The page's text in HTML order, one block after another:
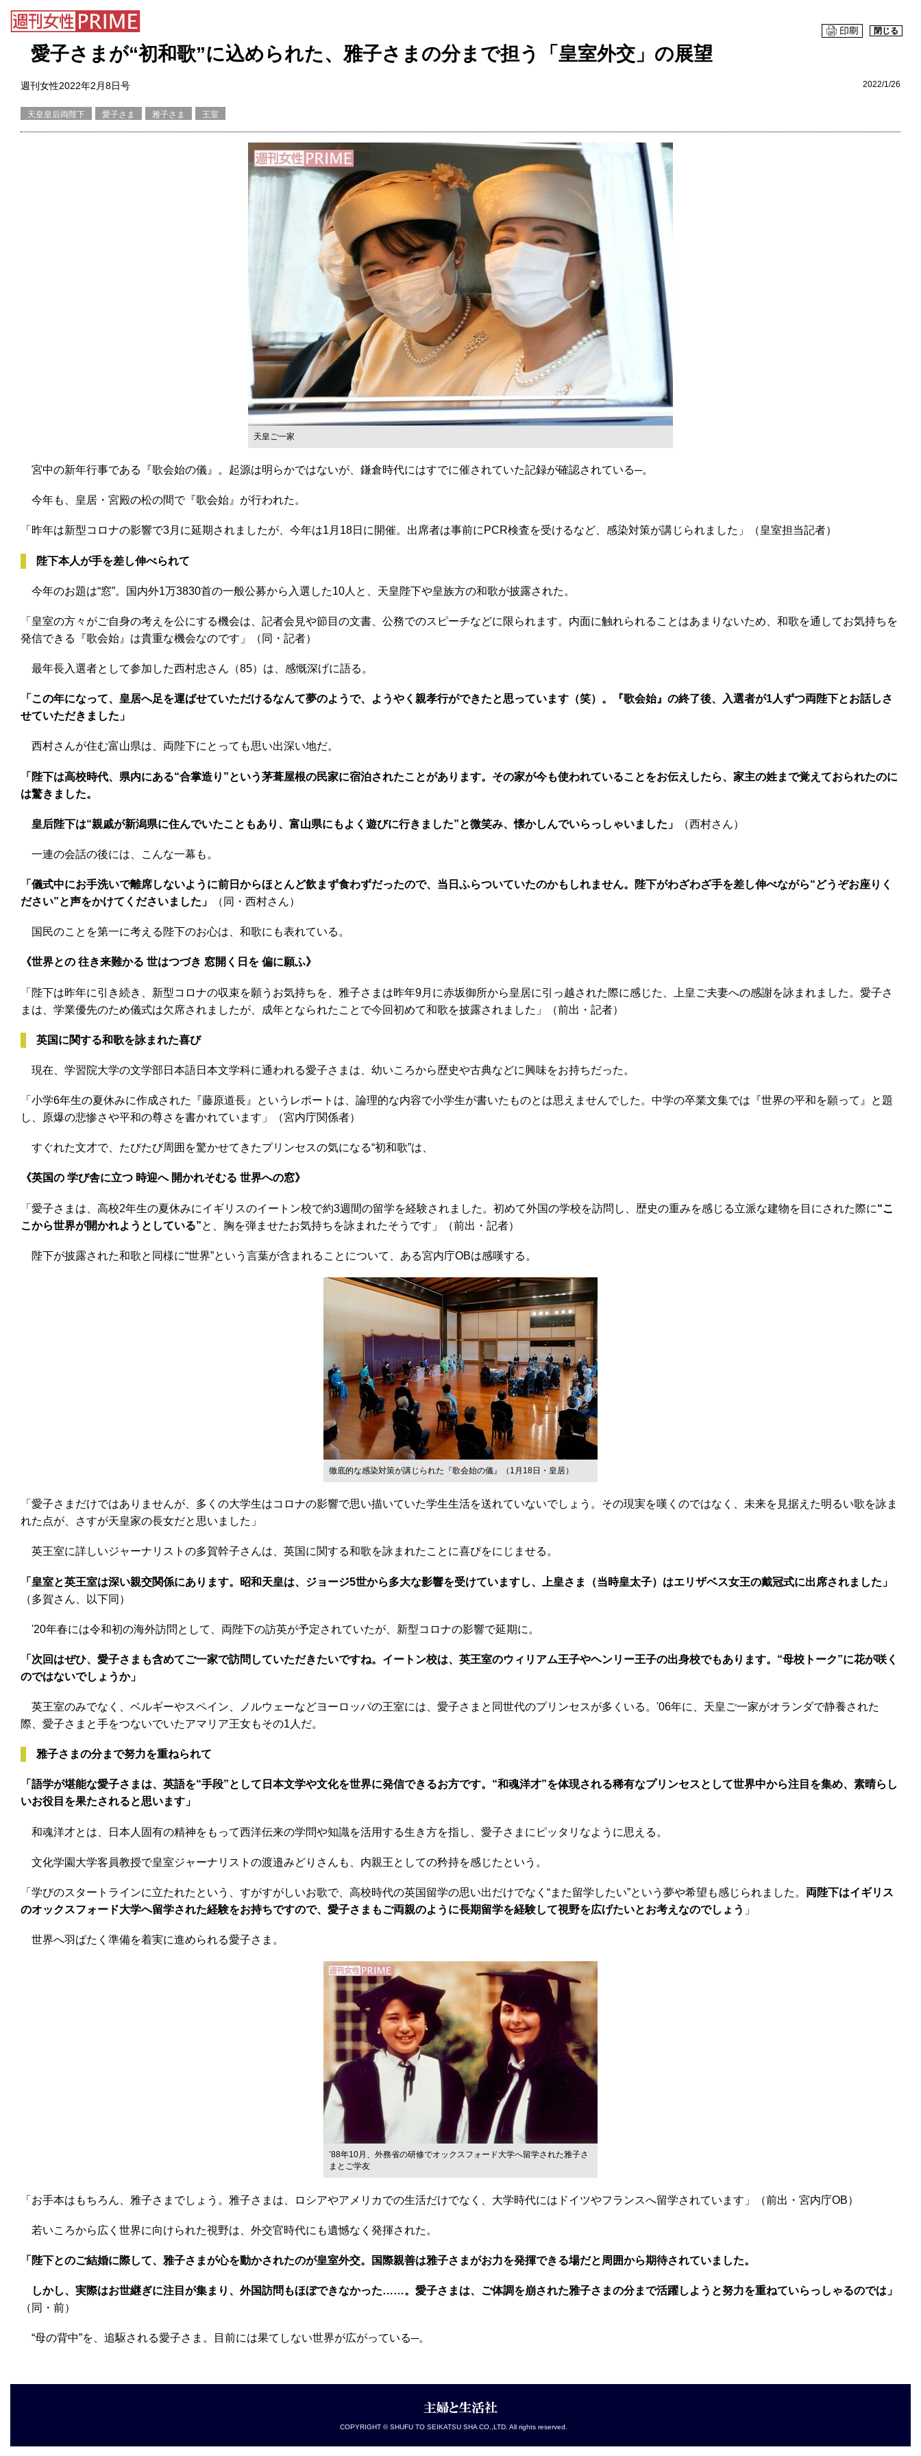
閉じる
愛子さまが“初和歌”に込められた、雅子さまの分まで担う「皇室外交」の展望
週刊女性2022年2月8日号 2022/1/26
天皇皇后両陛下 愛子さま 雅子さま 王室
天皇ご一家
宮中の新年行事である『歌会始の儀』。起源は明らかではないが、鎌倉時代にはすでに催されていた記録が確認されている─。
今年も、皇居・宮殿の松の間で『歌会始』が行われた。
「昨年は新型コロナの影響で3月に延期されましたが、今年は1月18日に開催。出席者は事前にPCR検査を受けるなど、感染対策が講じられました」（皇室担当記者）
陛下本人が手を差し伸べられて
今年のお題は“窓”。国内外1万3830首の一般公募から入選した10人と、天皇陛下や皇族方の和歌が披露された。
「皇室の方々がご自身の考えを公にする機会は、記者会見や節目の文書、公務でのスピーチなどに限られます。内面に触れられることはあまりないため、和歌を通してお気持ちを
発信できる『歌会始』は貴重な機会なのです」（同・記者）
最年長入選者として参加した西村忠さん（85）は、感慨深げに語る。
「この年になって、皇居へ足を運ばせていただけるなんて夢のようで、ようやく親孝行ができたと思っています（笑）。『歌会始』の終了後、入選者が1人ずつ両陛下とお話しさ
せていただきました」
西村さんが住む富山県は、両陛下にとっても思い出深い地だ。
「陛下は高校時代、県内にある“合掌造り”という茅葺屋根の民家に宿泊されたことがあります。その家が今も使われていることをお伝えしたら、家主の姓まで覚えておられたのに
は驚きました。
皇后陛下は“親戚が新潟県に住んでいたこともあり、富山県にもよく遊びに行きました”と微笑み、懐かしんでいらっしゃいました」 （西村さん）
一連の会話の後には、こんな一幕も。
「儀式中にお手洗いで離席しないように前日からほとんど飲まず食わずだったので、当日ふらついていたのかもしれません。陛下がわざわざ手を差し伸べながら“どうぞお座りく
ださい”と声をかけてくださいました」
（同・西村さん）
国民のことを第一に考える陛下のお心は、和歌にも表れている。
《世界との 往き来難かる 世はつづき 窓開く日を 偏に願ふ》
「陛下は昨年に引き続き、新型コロナの収束を願うお気持ちを、雅子さまは昨年9月に赤坂御所から皇居に引っ越された際に感じた、上皇ご夫妻への感謝を詠まれました。愛子さ
まは、学業優先のため儀式は欠席されましたが、成年となられたことで今回初めて和歌を披露されました」（前出・記者）
英国に関する和歌を詠まれた喜び
現在、学習院大学の文学部日本語日本文学科に通われる愛子さまは、幼いころから歴史や古典などに興味をお持ちだった。
「小学6年生の夏休みに作成された『藤原道長』というレポートは、論理的な内容で小学生が書いたものとは思えませんでした。中学の卒業文集では『世界の平和を願って』と題
し、原爆の悲惨さや平和の尊さを書かれています」（宮内庁関係者）
すぐれた文才で、たびたび周囲を驚かせてきたプリンセスの気になる“初和歌”は、
《英国の 学び舎に立つ 時迎へ 開かれそむる 世界への窓》
「愛子さまは、高校2年生の夏休みにイギリスのイートン校で約3週間の留学を経験されました。初めて外国の学校を訪問し、歴史の重みを感じる立派な建物を目にされた際に“こ
こから世界が開かれようとしている”と、胸を弾ませたお気持ちを詠まれたそうです」（前出・記者）
陛下が披露された和歌と同様に“世界”という言葉が含まれることについて、ある宮内庁OBは感嘆する。
徹底的な感染対策が講じられた『歌会始の儀』（1月18日・皇居）
「愛子さまだけではありませんが、多くの大学生はコロナの影響で思い描いていた学生生活を送れていないでしょう。その現実を嘆くのではなく、未来を見据えた明るい歌を詠ま
れた点が、さすが天皇家の長女だと思いました」
英王室に詳しいジャーナリストの多賀幹子さんは、英国に関する和歌を詠まれたことに喜びをにじませる。
「皇室と英王室は深い親交関係にあります。昭和天皇は、ジョージ5世から多大な影響を受けていますし、上皇さま（当時皇太子）はエリザベス女王の戴冠式に出席されました」
（多賀さん、以下同）
'20年春には令和初の海外訪問として、両陛下の訪英が予定されていたが、新型コロナの影響で延期に。
「次回はぜひ、愛子さまも含めてご一家で訪問していただきたいですね。イートン校は、英王室のウィリアム王子やヘンリー王子の出身校でもあります。“母校トーク”に花が咲く
のではないでしょうか」
英王室のみでなく、ベルギーやスペイン、ノルウェーなどヨーロッパの王室には、愛子さまと同世代のプリンセスが多くいる。'06年に、天皇ご一家がオランダで静養された
際、愛子さまと手をつないでいたアマリア王女もその1人だ。
雅子さまの分まで努力を重ねられて
「語学が堪能な愛子さまは、英語を“手段”として日本文学や文化を世界に発信できるお方です。“和魂洋才”を体現される稀有なプリンセスとして世界中から注目を集め、素晴らし
いお役目を果たされると思います」
和魂洋才とは、日本人固有の精神をもって西洋伝来の学問や知識を活用する生き方を指し、愛子さまにピッタリなように思える。
文化学園大学客員教授で皇室ジャーナリストの渡邉みどりさんも、内親王としての矜持を感じたという。
「学びのスタートラインに立たれたという、すがすがしいお歌で、高校時代の英国留学の思い出だけでなく“また留学したい”という夢や希望も感じられました。 両陛下はイギリス
のオックスフォード大学へ留学された経験をお持ちですので、愛子さまもご両親のように長期留学を経験して視野を広げたいとお考えなのでしょう 」
世界へ羽ばたく準備を着実に進められる愛子さま。
’88年10月、外務省の研修でオックスフォード大学へ留学された雅子さ
まとご学友
「お手本はもちろん、雅子さまでしょう。雅子さまは、ロシアやアメリカでの生活だけでなく、大学時代にはドイツやフランスへ留学されています」（前出・宮内庁OB）
若いころから広く世界に向けられた視野は、外交官時代にも遺憾なく発揮された。
「陛下とのご結婚に際して、雅子さまが心を動かされたのが皇室外交。国際親善は雅子さまがお力を発揮できる場だと周囲から期待されていました。
しかし、実際はお世継ぎに注目が集まり、外国訪問もほぼできなかった……。愛子さまは、ご体調を崩された雅子さまの分まで活躍しようと努力を重ねていらっしゃるのでは」
（同・前）
“母の背中”を、追駆される愛子さま。目前には果てしない世界が広がっている─。
COPYRIGHT © SHUFU TO SEIKATSU SHA CO.,LTD. All rights reserved.